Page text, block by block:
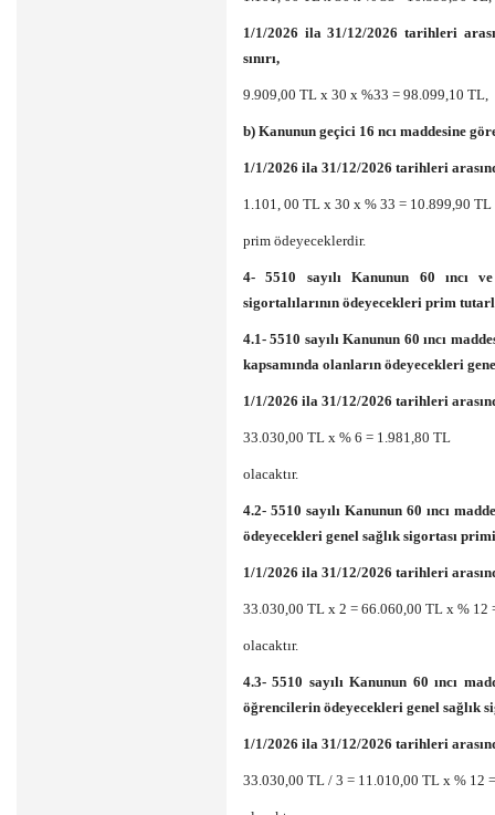
1/1/2026 ila 31/12/2026 tarihleri
sınırı,
9.909,00 TL x 30 x %33 = 98.099,10 TL,
b) Kanunun geçici 16 ncı maddesine
1/1/2026 ila 31/12/2026 tarihleri
1.101, 00 TL x 30 x % 33 = 10.899,90 TL
prim ödeyeceklerdir.
4- 5510 sayılı Kanunun 60 ıncı
sigortalılarının ödeyecekleri prim
4.1- 5510 sayılı Kanunun 60 ıncı
kapsamında olanların ödeyecekleri
1/1/2026 ila 31/12/2026 tarihleri
33.030,00 TL x % 6 = 1.981,80 TL
olacaktır.
4.2- 5510 sayılı Kanunun 60 ıncı
ödeyecekleri genel sağlık sigortası
1/1/2026 ila 31/12/2026 tarihleri
33.030,00 TL x 2 = 66.060,00 TL x % 12
olacaktır.
4.3- 5510 sayılı Kanunun 60 ıncı
öğrencilerin ödeyecekleri genel sağlık
1/1/2026 ila 31/12/2026 tarihleri
33.030,00 TL / 3 = 11.010,00 TL x % 12